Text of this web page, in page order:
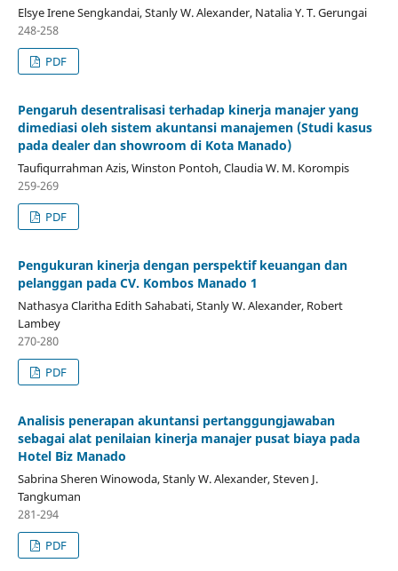
Elsye Irene Sengkandai, Stanly W. Alexander, Natalia Y. T. Gerungai
248-258
PDF
Pengaruh desentralisasi terhadap kinerja manajer yang
dimediasi oleh sistem akuntansi manajemen (Studi kasus
pada dealer dan showroom di Kota Manado)
Taufiqurrahman Azis, Winston Pontoh, Claudia W. M. Korompis
259-269
PDF
Pengukuran kinerja dengan perspektif keuangan dan
pelanggan pada CV. Kombos Manado 1
Nathasya Claritha Edith Sahabati, Stanly W. Alexander, Robert
Lambey
270-280
PDF
Analisis penerapan akuntansi pertanggungjawaban
sebagai alat penilaian kinerja manajer pusat biaya pada
Hotel Biz Manado
Sabrina Sheren Winowoda, Stanly W. Alexander, Steven J.
Tangkuman
281-294
PDF